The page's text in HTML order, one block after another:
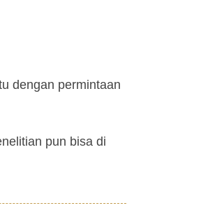
dengan permintaan
pun bisa di